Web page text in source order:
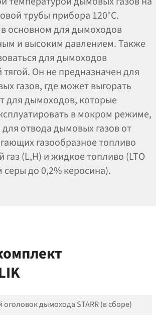
трубы прибора 120°C.
основном для дымоходов
и высоким давлением. Также
для дымоходов
тягой. Он не предназначен для
газов, где может выгорать
для дымоходов, которые
в мокром режиме,
отвода дымовых газов от
газообразное топливо
(L,H) и жидкое топливо (LTO
до 0,2% керосина).
дымохода STARR (в сборе)